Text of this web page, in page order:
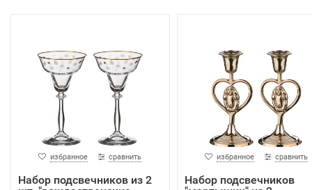
избранное сравнить
Набор подсвечников из 2
избранное сравнить
Набор подсвечников